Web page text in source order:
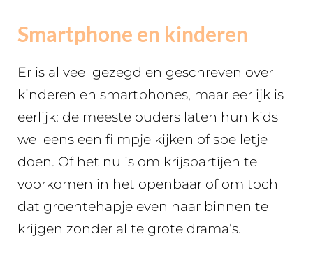
Smartphone en kinderen
Er is al veel gezegd en geschreven over
kinderen en smartphones, maar eerlijk is
eerlijk: de meeste ouders laten hun kids
wel eens een filmpje kijken of spelletje
doen. Of het nu is om krijspartijen te
voorkomen in het openbaar of om toch
dat groentehapje even naar binnen te
krijgen zonder al te grote drama’s.